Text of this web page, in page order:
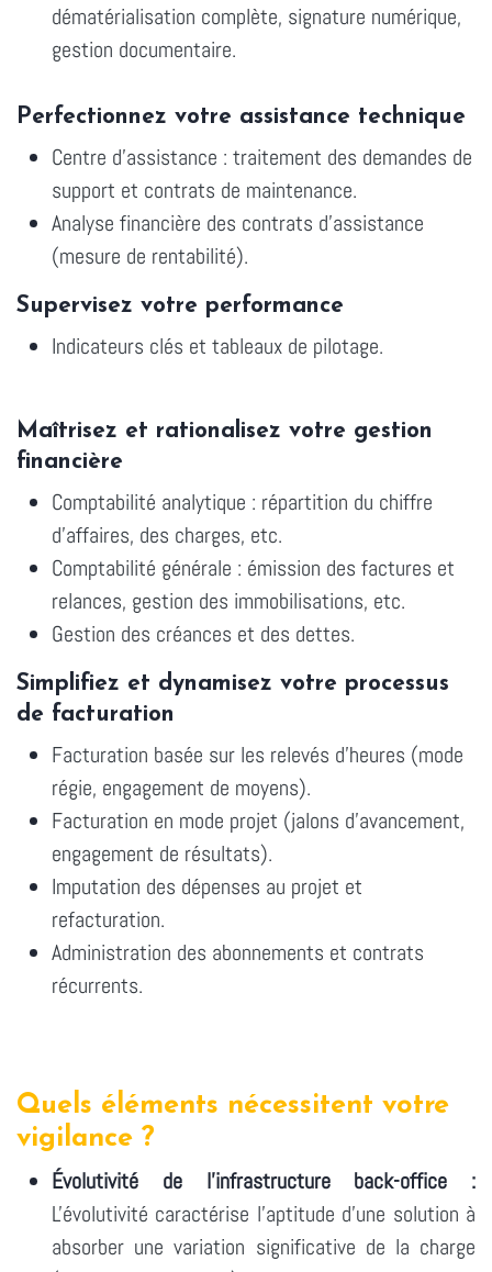
dématérialisation complète, signature numérique,
gestion documentaire.
Perfectionnez votre assistance technique
Centre d'assistance : traitement des demandes de
support et contrats de maintenance.
Analyse financière des contrats d'assistance
(mesure de rentabilité).
Supervisez votre performance
Indicateurs clés et tableaux de pilotage.
Maîtrisez et rationalisez votre gestion
financière
Comptabilité analytique : répartition du chiffre
d'affaires, des charges, etc.
Comptabilité générale : émission des factures et
relances, gestion des immobilisations, etc.
Gestion des créances et des dettes.
Simplifiez et dynamisez votre processus
de facturation
Facturation basée sur les relevés d'heures (mode
régie, engagement de moyens).
Facturation en mode projet (jalons d'avancement,
engagement de résultats).
Imputation des dépenses au projet et
refacturation.
Administration des abonnements et contrats
récurrents.
Quels éléments nécessitent votre
vigilance ?
Évolutivité de l'infrastructure back-office :
L'évolutivité caractérise l'aptitude d'une solution à
absorber une variation significative de la charge